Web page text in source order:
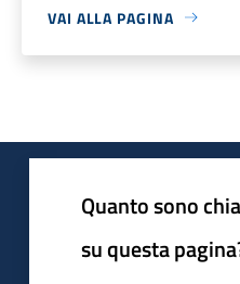
VAI ALLA PAGINA
Quanto sono
su questa